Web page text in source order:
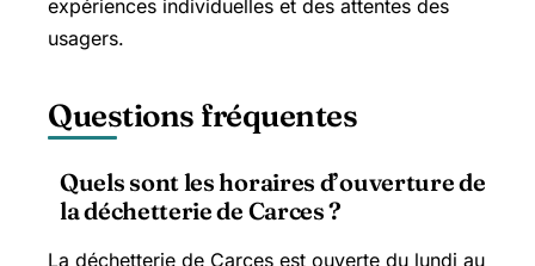
expériences individuelles et des attentes des
usagers.
Questions fréquentes
Quels sont les horaires d’ouverture de
la déchetterie de Carces ?
La déchetterie de Carces est ouverte du lundi au